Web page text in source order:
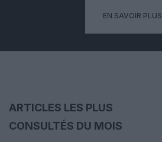
EN SAVOIR PLUS
ARTICLES LES PLUS
CONSULTÉS DU MOIS